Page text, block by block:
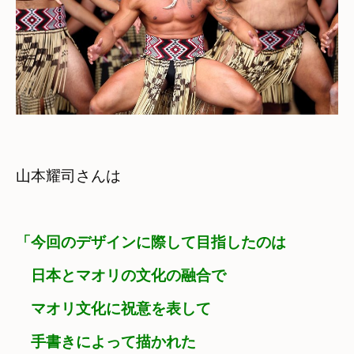
山本耀司さんは
「今回のデザインに際して目指したのは
日本とマオリの文化の融合で
マオリ文化に祝意を表して
手書きによって描かれた